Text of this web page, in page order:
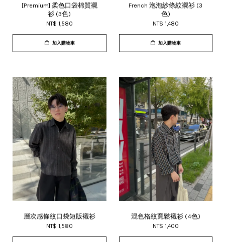
[Premium] 柔色口袋棉質襯
衫 (3色)
NT$ 1,580
加入購物車
French 泡泡紗條紋襯衫 (3
色)
NT$ 1,480
加入購物車
層次感條紋口袋短版襯衫
NT$ 1,580
混色格紋寬鬆襯衫 (4色)
NT$ 1,400